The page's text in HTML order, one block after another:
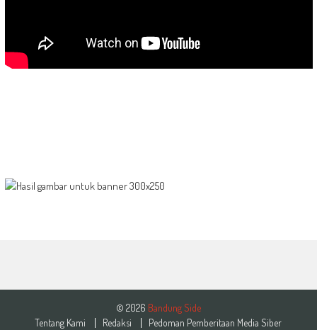
© 2026 Bandung Side
Tentang Kami
Redaksi Pedoman Pemberitaan Media Siber